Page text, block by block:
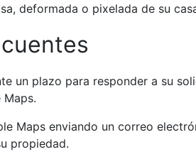
deformada o pixelada de su
un plazo para responder a su
Maps enviando un correo
propiedad.